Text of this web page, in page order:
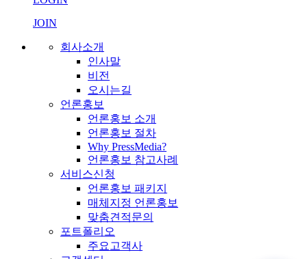
JOIN
회사소개
인사말
비전
오시는길
언론홍보
언론홍보 소개
언론홍보 절차
Why PressMedia?
언론홍보 참고사례
서비스신청
언론홍보 패키지
매체지정 언론홍보
맞춤견적문의
포트폴리오
주요고객사